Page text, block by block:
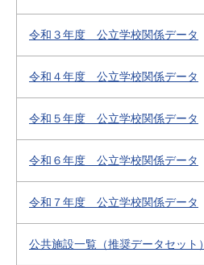
令和３年度 公立学校関係データ
令和４年度 公立学校関係データ
令和５年度 公立学校関係データ
令和６年度 公立学校関係データ
令和７年度 公立学校関係データ
公共施設一覧（推奨データセット）